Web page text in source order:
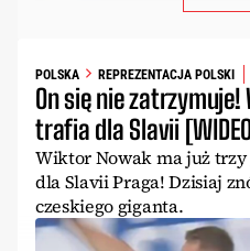
POLSKA REPREZENTACJA POLSKI
On się nie
trafia dla Slavii
Wiktor Nowak ma już trzy
dla Slavii Praga! Dzisiaj
czeskiego giganta.